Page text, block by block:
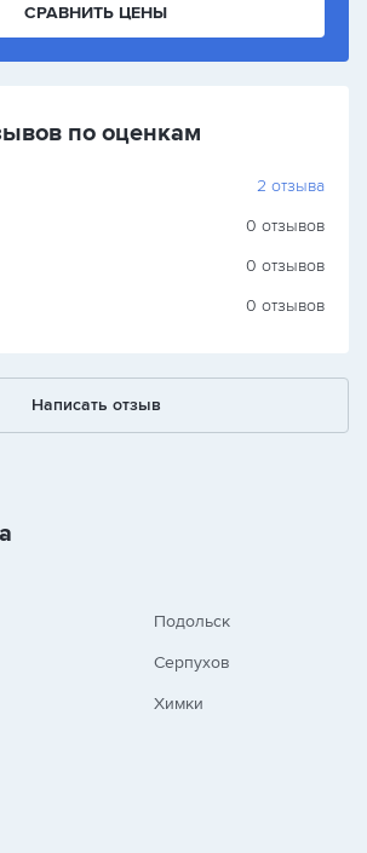
СРАВНИТЬ ЦЕНЫ
по оценкам
2 отзыва
0 отзывов
0 отзывов
0 отзывов
Написать отзыв
Подольск
Серпухов
Химки